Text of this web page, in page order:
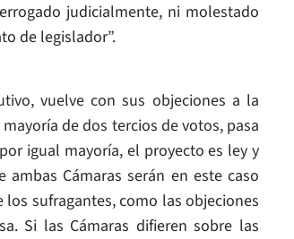
judicialmente, ni molestado
de legislador”.
vuelve con sus objeciones a la
de dos tercios de votos, pasa
igual mayoría, el proyecto es ley y
Cámaras serán en este caso
sufragantes, como las objeciones
Si las Cámaras difieren sobre las